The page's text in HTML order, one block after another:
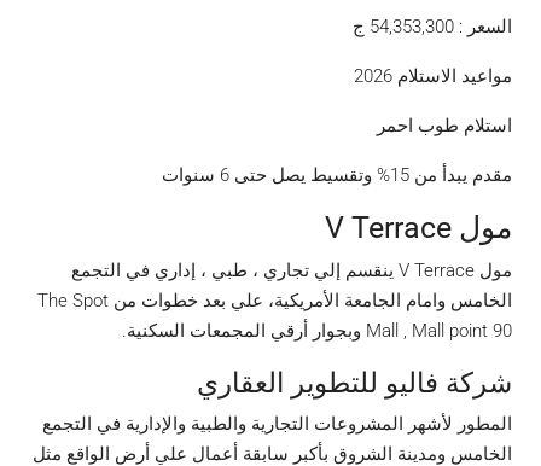
السعر : 54,353,300 ج
مواعيد الاستلام 2026
استلام طوب احمر
مقدم يبدأ من 15% وتقسيط يصل حتى 6 سنوات
مول V Terrace
مول V Terrace ينقسم إلي تجاري ، طبي ، إداري في التجمع
الخامس وامام الجامعة الأمريكية، علي بعد خطوات من The Spot
Mall , Mall point 90 وبجوار أرقي المجمعات السكنية.
شركة فاليو للتطوير العقاري
المطور لأشهر المشروعات التجارية والطبية والإدارية في التجمع
الخامس ومدينة الشروق بأكبر سابقة أعمال علي أرض الواقع مثل